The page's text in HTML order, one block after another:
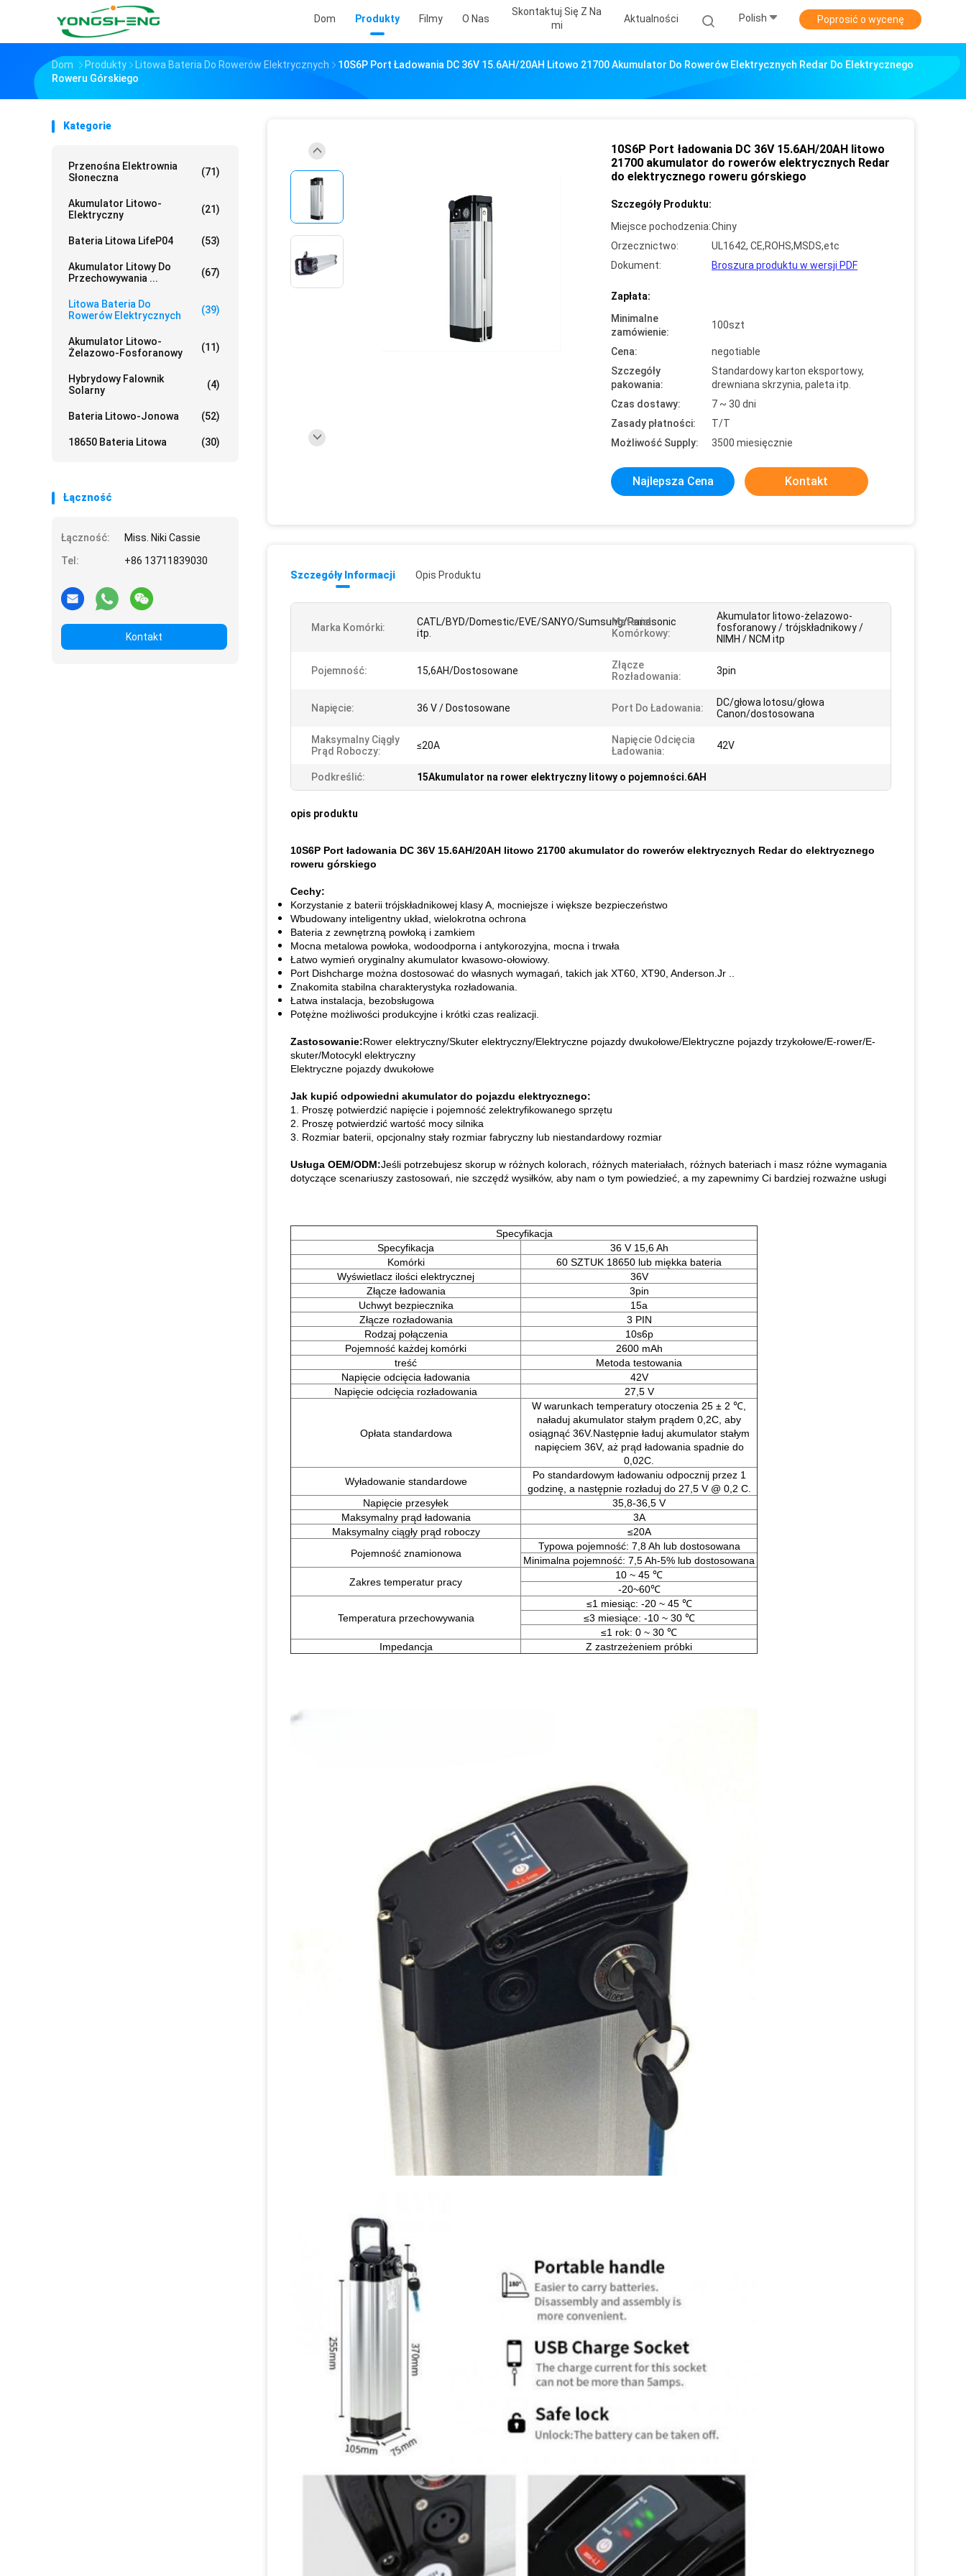
Dom Produkty Filmy O Nas
Skontaktuj Się Z Na
Mi
Aktualności Polish Poprosić o wycenę
Dom Produkty Litowa Bateria Do Rowerów Elektrycznych
10S6P Port Ładowania DC 36V 15.6AH/20AH Litowo 21700 Akumulator Do Rowerów Elektrycznych Redar Do Elektrycznego
Roweru Górskiego
Kategorie
Przenośna Elektrownia
Słoneczna
(71)
Akumulator Litowo-
Elektryczny
(21)
Bateria Litowa LifeP04 (53)
Akumulator Litowy Do
Przechowywania ...
(67)
Litowa Bateria Do
Rowerów Elektrycznych
(39)
Akumulator Litowo-
Żelazowo-Fosforanowy
(11)
Hybrydowy Falownik
Solarny
(4)
Bateria Litowo-Jonowa (52)
18650 Bateria Litowa (30)
Łączność
Łączność:
Miss. Niki Cassie
Tel:
+86 13711839030
Kontakt
10S6P Port ładowania DC 36V 15.6AH/20AH litowo
21700 akumulator do rowerów elektrycznych Redar
do elektrycznego roweru górskiego
Szczegóły Produktu:
Miejsce pochodzenia:Chiny
Orzecznictwo:
UL1642, CE,ROHS,MSDS,etc
Dokument:
Broszura produktu w wersji PDF
Zapłata:
Minimalne
zamówienie:
100szt
Cena:
negotiable
Szczegóły
pakowania:
Standardowy karton eksportowy,
drewniana skrzynia, paleta itp.
Czas dostawy:
7 ~ 30 dni
Zasady płatności:
T/T
Możliwość Supply:
3500 miesięcznie
Najlepsza Cena Kontakt
Szczegóły Informacji Opis Produktu
Marka Komórki:
CATL/BYD/Domestic/EVE/SANYO/Sumsung/Panasonic
itp.
Materiał
Komórkowy:
Akumulator litowo-żelazowo-
fosforanowy / trójskładnikowy /
NIMH / NCM itp
Pojemność: 15,6AH/Dostosowane
Złącze
Rozładowania:
3pin
Napięcie: 36 V / Dostosowane Port Do Ładowania:
DC/głowa lotosu/głowa
Canon/dostosowana
Maksymalny Ciągły
Prąd Roboczy:
≤20A
Napięcie Odcięcia
Ładowania:
42V
Podkreślić: 15Akumulator na rower elektryczny litowy o pojemności.6AH
opis produktu
10S6P Port ładowania DC 36V 15.6AH/20AH litowo 21700 akumulator do rowerów elektrycznych Redar do elektrycznego
roweru górskiego
Cechy:
Korzystanie z baterii trójskładnikowej klasy A, mocniejsze i większe bezpieczeństwo
Wbudowany inteligentny układ, wielokrotna ochrona
Bateria z zewnętrzną powłoką i zamkiem
Mocna metalowa powłoka, wodoodporna i antykorozyjna, mocna i trwała
Łatwo wymień oryginalny akumulator kwasowo-ołowiowy.
Port Dishcharge można dostosować do własnych wymagań, takich jak XT60, XT90, Anderson.Jr ..
Znakomita stabilna charakterystyka rozładowania.
Łatwa instalacja, bezobsługowa
Potężne możliwości produkcyjne i krótki czas realizacji.
Zastosowanie:Rower elektryczny/Skuter elektryczny/Elektryczne pojazdy dwukołowe/Elektryczne pojazdy trzykołowe/E-rower/E-
skuter/Motocykl elektryczny
Elektryczne pojazdy dwukołowe
Jak kupić odpowiedni akumulator do pojazdu elektrycznego:
1. Proszę potwierdzić napięcie i pojemność zelektryfikowanego sprzętu
2. Proszę potwierdzić wartość mocy silnika
3. Rozmiar baterii, opcjonalny stały rozmiar fabryczny lub niestandardowy rozmiar
Usługa OEM/ODM:Jeśli potrzebujesz skorup w różnych kolorach, różnych materiałach, różnych bateriach i masz różne wymagania
dotyczące scenariuszy zastosowań, nie szczędź wysiłków, aby nam o tym powiedzieć, a my zapewnimy Ci bardziej rozważne usługi
Specyfikacja
Specyfikacja
36 V 15,6 Ah
Komórki
60 SZTUK 18650 lub miękka bateria
Wyświetlacz ilości elektrycznej
36V
Złącze ładowania
3pin
Uchwyt bezpiecznika
15a
Złącze rozładowania
3 PIN
Rodzaj połączenia
10s6p
Pojemność każdej komórki
2600 mAh
treść
Metoda testowania
Napięcie odcięcia ładowania
42V
Napięcie odcięcia rozładowania
27,5 V
Opłata standardowa
W warunkach temperatury otoczenia 25 ± 2 ℃,
naładuj akumulator stałym prądem 0,2C, aby
osiągnąć 36V.Następnie ładuj akumulator stałym
napięciem 36V, aż prąd ładowania spadnie do
0,02C.
Wyładowanie standardowe
Po standardowym ładowaniu odpocznij przez 1
godzinę, a następnie rozładuj do 27,5 V @ 0,2 C.
Napięcie przesyłek
35,8-36,5 V
Maksymalny prąd ładowania
3A
Maksymalny ciągły prąd roboczy
≤20A
Pojemność znamionowa
Typowa pojemność: 7,8 Ah lub dostosowana
Minimalna pojemność: 7,5 Ah-5% lub dostosowana
Zakres temperatur pracy
10 ~ 45 ℃
-20~60℃
Temperatura przechowywania
≤1 miesiąc: -20 ~ 45 ℃
≤3 miesiące: -10 ~ 30 ℃
≤1 rok: 0 ~ 30 ℃
Impedancja
Z zastrzeżeniem próbki